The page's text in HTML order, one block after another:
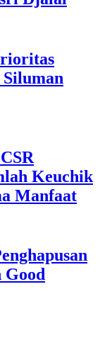
Keuchik
Manfaat
Good